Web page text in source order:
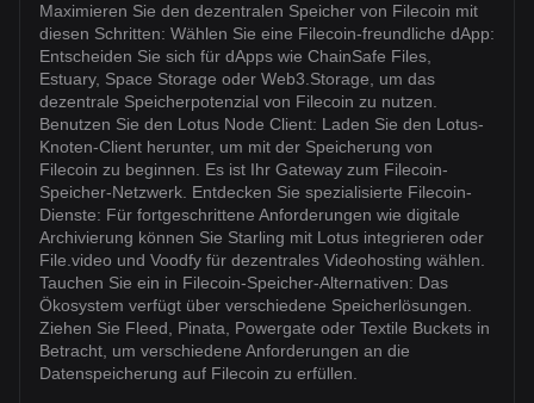
Maximieren Sie den dezentralen Speicher von Filecoin mit
diesen Schritten: Wählen Sie eine Filecoin-freundliche dApp:
Entscheiden Sie sich für dApps wie ChainSafe Files,
Estuary, Space Storage oder Web3.Storage, um das
dezentrale Speicherpotenzial von Filecoin zu nutzen.
Benutzen Sie den Lotus Node Client: Laden Sie den Lotus-
Knoten-Client herunter, um mit der Speicherung von
Filecoin zu beginnen. Es ist Ihr Gateway zum Filecoin-
Speicher-Netzwerk. Entdecken Sie spezialisierte Filecoin-
Dienste: Für fortgeschrittene Anforderungen wie digitale
Archivierung können Sie Starling mit Lotus integrieren oder
File.video und Voodfy für dezentrales Videohosting wählen.
Tauchen Sie ein in Filecoin-Speicher-Alternativen: Das
Ökosystem verfügt über verschiedene Speicherlösungen.
Ziehen Sie Fleed, Pinata, Powergate oder Textile Buckets in
Betracht, um verschiedene Anforderungen an die
Datenspeicherung auf Filecoin zu erfüllen.